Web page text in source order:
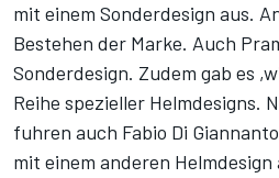
mit einem Sonderdesign aus.
Bestehen der Marke. Auch
Sonderdesign. Zudem gab es
Reihe spezieller Helmdesigns.
fuhren auch Fabio Di
mit einem anderen